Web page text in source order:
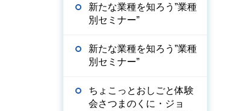
新たな業種を知ろう”業種
別セミナー”
新たな業種を知ろう”業種
別セミナー”
ちょこっとおしごと体験
会さつまのくに・ジョ